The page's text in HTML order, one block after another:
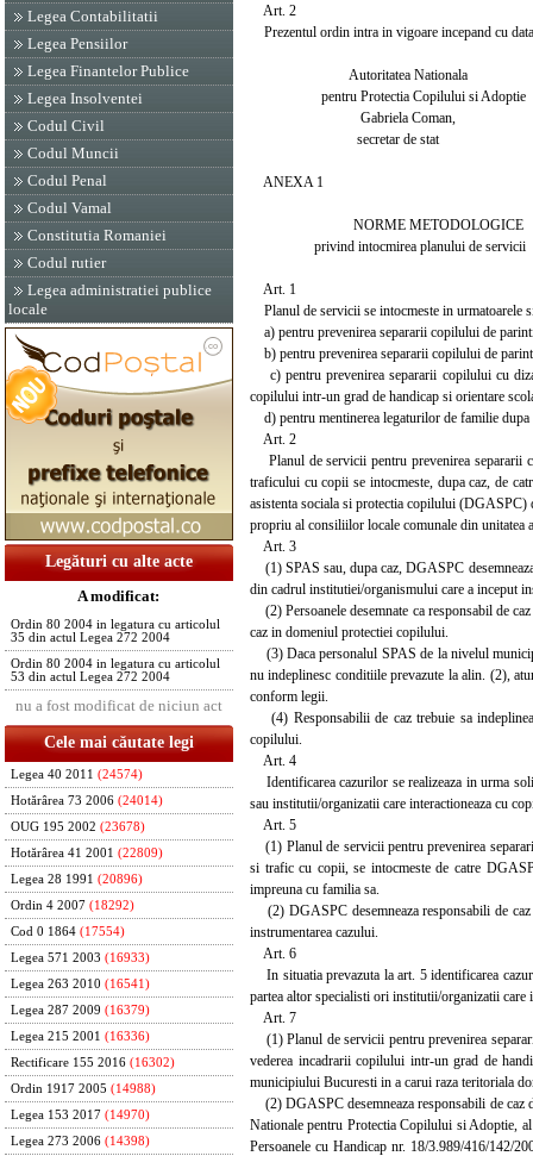
Legea Contabilitatii
Legea Pensiilor
Legea Finantelor Publice
Legea Insolventei
Codul Civil
Codul Muncii
Codul Penal
Codul Vamal
Constitutia Romaniei
Codul rutier
Legea administratiei publice
locale
Legături cu alte acte
A modificat:
Ordin 80 2004 in legatura cu articolul
35 din actul Legea 272 2004
Ordin 80 2004 in legatura cu articolul
53 din actul Legea 272 2004
nu a fost modificat de niciun act
Cele mai căutate legi
Legea 40 2011 (24574)
Hotărârea 73 2006 (24014)
OUG 195 2002 (23678)
Hotărârea 41 2001 (22809)
Legea 28 1991 (20896)
Ordin 4 2007 (18292)
Cod 0 1864 (17554)
Legea 571 2003 (16933)
Legea 263 2010 (16541)
Legea 287 2009 (16379)
Legea 215 2001 (16336)
Rectificare 155 2016 (16302)
Ordin 1917 2005 (14988)
Legea 153 2017 (14970)
Legea 273 2006 (14398)
Art. 2
Prezentul ordin intra in vigoare incepand cu
Autoritatea Nationala
pentru Protectia Copilului si Adoptie
Gabriela Coman,
secretar de stat
ANEXA 1
NORME METODOLOGICE
privind intocmirea planului de servicii
Art. 1
Planul de servicii se intocmeste in urmatoarele
a) pentru prevenirea separarii copilului de
b) pentru prevenirea separarii copilului de
c) pentru prevenirea separarii copilului cu
copilului intr-un grad de handicap si orientare
d) pentru mentinerea legaturilor de familie
Art. 2
Planul de servicii pentru prevenirea separarii
traficului cu copii se intocmeste, dupa caz, de
asistenta sociala si protectia copilului (DGASPC)
propriu al consiliilor locale comunale din
Art. 3
(1) SPAS sau, dupa caz, DGASPC
din cadrul institutiei/organismului care a inceput
(2) Persoanele desemnate ca responsabil de
caz in domeniul protectiei copilului.
(3) Daca personalul SPAS de la nivelul
nu indeplinesc conditiile prevazute la alin. (2),
conform legii.
(4) Responsabilii de caz trebuie sa
copilului.
Art. 4
Identificarea cazurilor se realizeaza in urma
sau institutii/organizatii care interactioneaza cu
Art. 5
(1) Planul de servicii pentru prevenirea
si trafic cu copii, se intocmeste de catre
impreuna cu familia sa.
(2) DGASPC desemneaza responsabili de
instrumentarea cazului.
Art. 6
In situatia prevazuta la art. 5 identificarea
partea altor specialisti ori institutii/organizatii care
Art. 7
(1) Planul de servicii pentru prevenirea
vederea incadrarii copilului intr-un grad de
municipiului Bucuresti in a carui raza teritoriala
(2) DGASPC desemneaza responsabili de caz
Nationale pentru Protectia Copilului si Adoptie,
Persoanele cu Handicap nr. 18/3.989/416/142/